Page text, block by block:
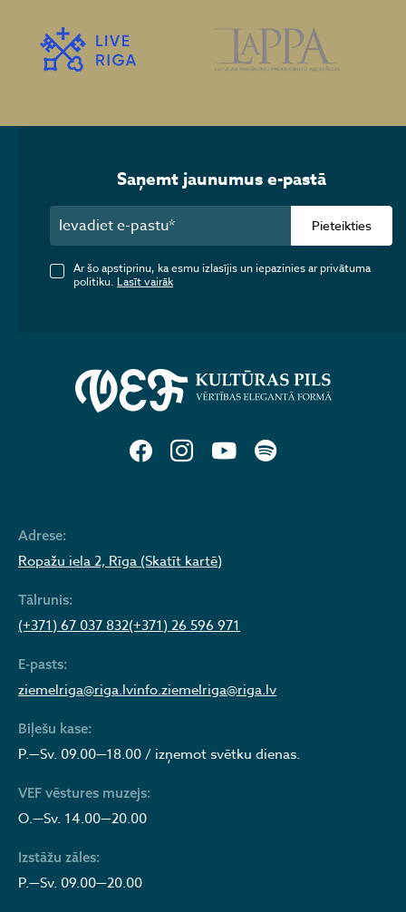
Adrese:
Ropažu iela 2, Rīga (Skatīt kartē)
Tālrunis:
(+371) 67 037 832(+371) 26 596 971
E-pasts:
ziemelriga@riga.lvinfo.ziemelriga@riga.lv
Biļešu kase:
P.—Sv. 09.00—18.00 / izņemot svētku dienas.
VEF vēstures muzejs:
O.—Sv. 14.00—20.00
Izstāžu zāles:
P.—Sv. 09.00—20.00
Saņemt jaunumus e-pastā
Pieteikties
Ar šo apstiprinu, ka esmu izlasījis un iepazinies ar privātuma
politiku. Lasīt vairāk